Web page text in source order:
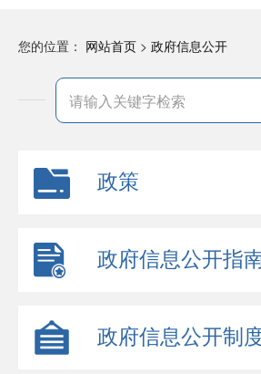
您的位置： 网站首页 > 政府信息公开
政策
政府信息公开指
政府信息公开制